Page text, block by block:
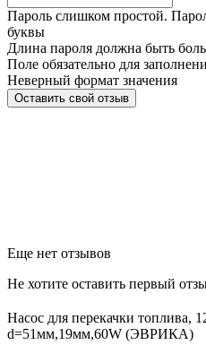
Пароль слишком простой.
буквы
Длина пароля должна быть
Поле обязательно для
Неверный формат значения
Еще нет отзывов
Не хотите оставить первый
Насос для перекачки топлива,
d=51мм,19мм,60W (ЭВРИКА)